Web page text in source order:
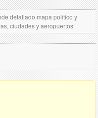
detallado mapa político y
ciudades y aeropuertos